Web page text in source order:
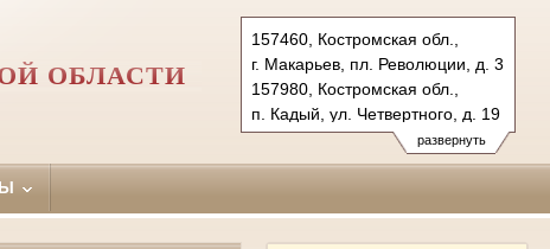
развернуть
157460, Костромская обл.,
г. Макарьев, пл. Революции, д. 3
157980, Костромская обл.,
п. Кадый, ул. Четвертного, д. 19
Тел.: +7(494-45) 55-5-57,
+7(494-42) 3-40-43
kadiysky.kst@sudrf.ru
ОБЛАСТИ